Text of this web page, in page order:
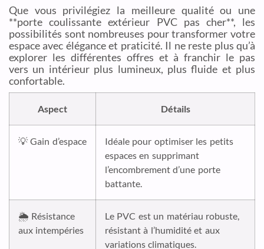
Que vous privilégiez la meilleure qualité ou une
**porte coulissante extérieur PVC pas cher**, les
possibilités sont nombreuses pour transformer votre
espace avec élégance et praticité. Il ne reste plus qu’à
explorer les différentes offres et à franchir le pas
vers un intérieur plus lumineux, plus fluide et plus
confortable.
Aspect Détails
💡 Gain d’espace
Idéale pour optimiser les petits
espaces en supprimant
l’encombrement d’une porte
battante.
🌦️ Résistance
aux intempéries
Le PVC est un matériau robuste,
résistant à l’humidité et aux
variations climatiques.